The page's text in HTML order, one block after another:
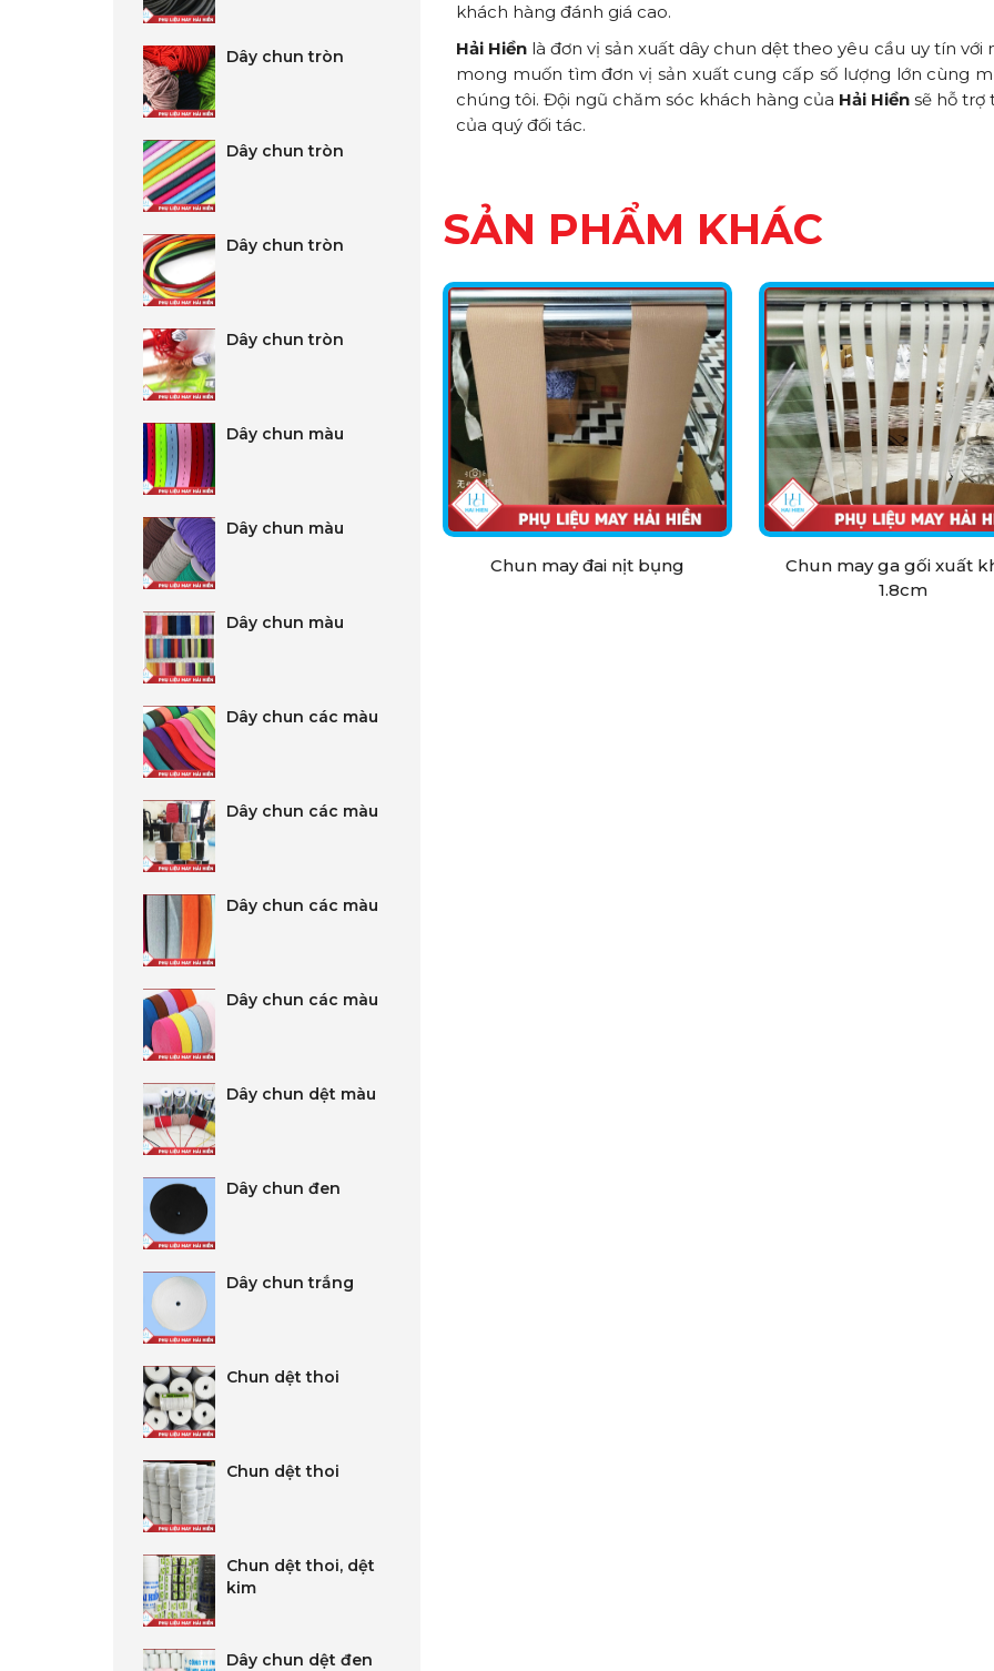
Dây chun tròn
Dây chun tròn
Dây chun tròn
Dây chun tròn
Dây chun màu
Dây chun màu
Dây chun màu
Dây chun các màu
Dây chun các màu
Dây chun các màu
Dây chun các màu
Dây chun dệt màu
Dây chun đen
Dây chun trắng
Chun dệt thoi
Chun dệt thoi
Chun dệt thoi, dệt
kim
Dây chun dệt đen
khách hàng đánh giá cao.
Hải Hiền là đơn vị sản xuất dây chun dệt theo yêu cầu uy tín
mong muốn tìm đơn vị sản xuất cung cấp số lượng lớn cùng
chúng tôi. Đội ngũ chăm sóc khách hàng của Hải Hiền sẽ hỗ trợ
của quý đối tác.
SẢN PHẨM KHÁC
Chun may đai nịt bụng
Chun may ga gối xuất
1.8cm